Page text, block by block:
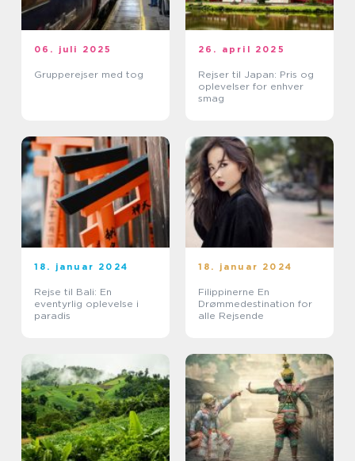
06. juli 2025
Grupperejser med tog
26. april 2025
Rejser til Japan: Pris og
oplevelser for enhver
smag
18. januar 2024
Rejse til Bali: En
eventyrlig oplevelse i
paradis
18. januar 2024
Filippinerne En
Drømmedestination for
alle Rejsende